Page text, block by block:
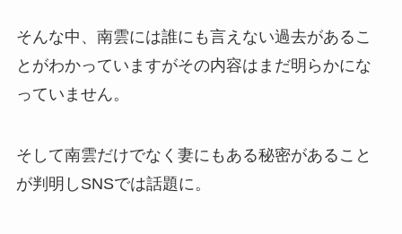
そんな中、南雲には誰にも言えない過去があるこ
とがわかっていますがその内容はまだ明らかにな
っていません。
そして南雲だけでなく妻にもある秘密があること
が判明しSNSでは話題に。